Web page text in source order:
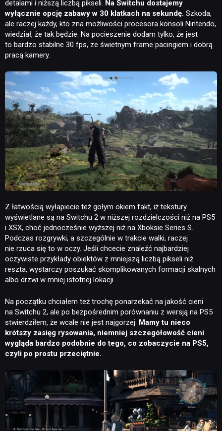
NEWSY
RECENZJE
PUBLICYSTYKA
KULTURA
RETRO
TECHNOLOGIE
detalami i niższą liczbą pikseli. Na Switchu dostajemy
wyłącznie opcję zabawy w 30 klatkach na sekundę. Szkoda,
ale raczej każdy, kto zna możliwości procesora konsoli Nintendo,
wiedział, że tak będzie. Na pocieszenie dodam tylko, że jest
to bardzo stabilne 30 fps, ze świetnym frame pacingiem i dobrą
pracą kamery.
Z łatwością wyłapiecie też gołym okiem fakt, iż tekstury
wyświetlane są na Switchu 2 w niższej rozdzielczości niż na PS5
i XSX, choć jednocześnie wyższej niż na Xboksie Series S.
Podczas rozgrywki, a szczególnie w trakcie walki, raczej
nie rzuca się to w oczy. Jeśli chcecie znaleźć najbardziej
oczywiste przykłady obiektów z mniejszą liczbą pikseli niż
reszta, wystarczy poszukać skomplikowanych formacji skalnych
albo drzwi w mniej istotnej lokacji.
Na początku chciałem też trochę ponarzekać na jakość cieni
na Switchu 2, ale po bezpośrednim porównaniu z wersją na PS5
stwierdziłem, że wcale nie jest najgorzej. Mamy tu nieco
krótszy zasięg rysowania, niemniej szczegółowość cieni
wygląda bardzo podobnie do tego, co zobaczycie na PS5,
czyli po prostu przeciętnie.